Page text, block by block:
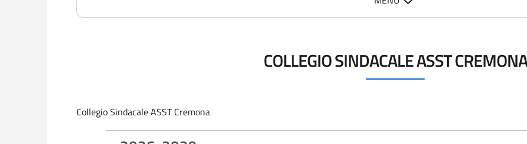
COLLEGIO SINDACALE ASST CREMONA
Collegio Sindacale ASST Cremona